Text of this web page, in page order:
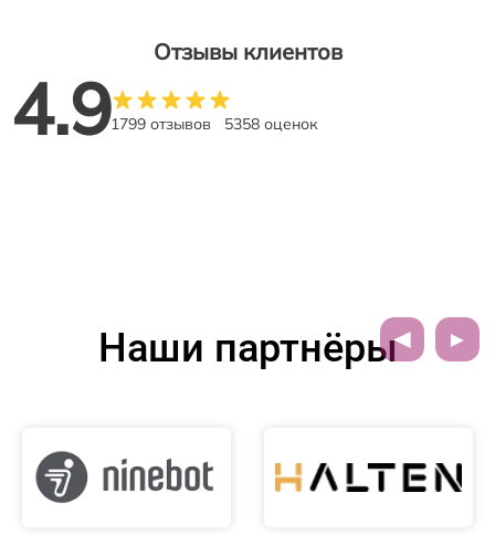
Отзывы клиентов
4.91799 отзывов 5358 оценок
Наши партнёры